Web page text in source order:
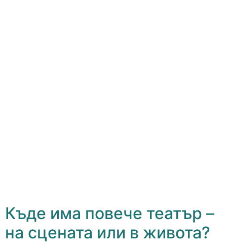
Къде има повече театър –
на сцената или в живота?